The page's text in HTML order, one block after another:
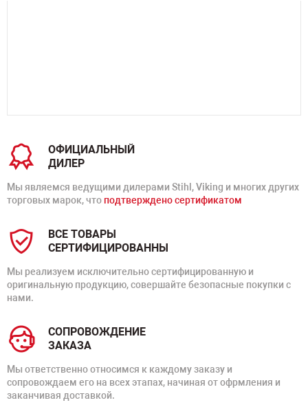
ОФИЦИАЛЬНЫЙ
ДИЛЕР
Мы являемся ведущими дилерами Stihl, Viking и многих других
торговых марок, что подтверждено сертификатом
ВСЕ ТОВАРЫ
СЕРТИФИЦИРОВАННЫ
Мы реализуем исключительно сертифицированную и
оригинальную продукцию, совершайте безопасные покупки с
нами.
СОПРОВОЖДЕНИЕ
ЗАКАЗА
Мы ответственно относимся к каждому заказу и
сопровождаем его на всех этапах, начиная от офрмления и
заканчивая доставкой.